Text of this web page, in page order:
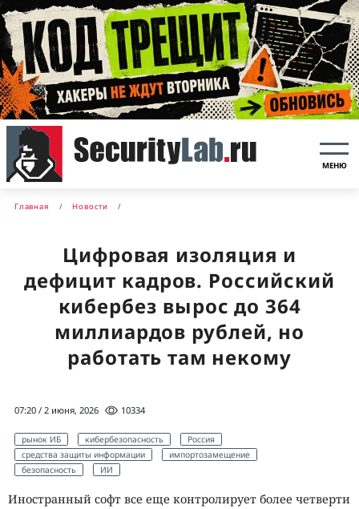
МЕНЮ
Главная Новости
Цифровая изоляция и
дефицит кадров. Российский
кибербез вырос до 364
миллиардов рублей, но
работать там некому
07:20 / 2 июня, 2026 10334
рынок ИБ кибербезопасность
Россия
средства защиты информации
импортозамещение
безопасность
ИИ
Иностранный софт все еще контролирует более четверти